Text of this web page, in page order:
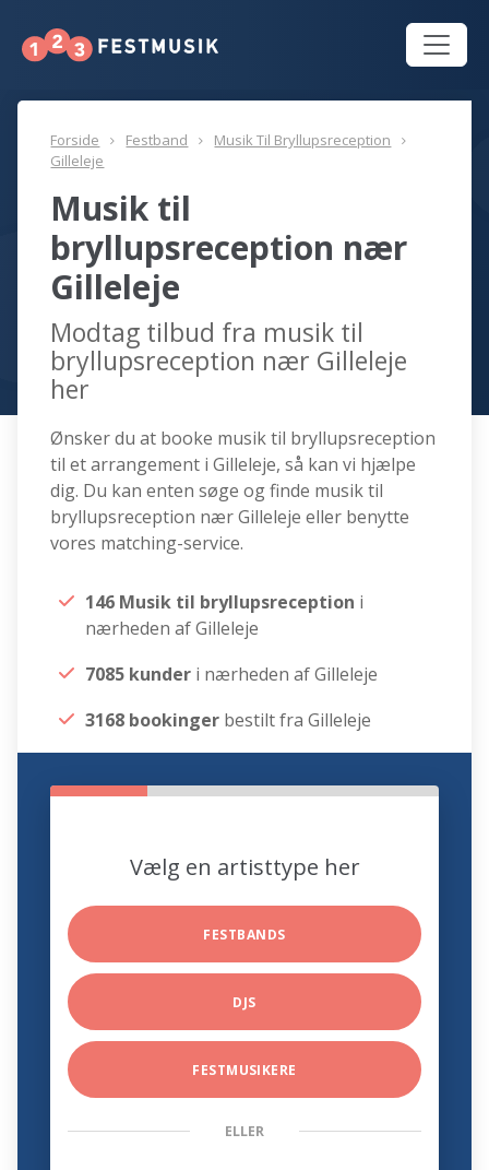
Forside Festband
Musik Til Bryllupsreception
Gilleleje
Musik til
bryllupsreception nær
Gilleleje
Modtag tilbud fra musik til
bryllupsreception nær Gilleleje
her
Ønsker du at booke musik til bryllupsreception
til et arrangement i Gilleleje, så kan vi hjælpe
dig. Du kan enten søge og finde musik til
bryllupsreception nær Gilleleje eller benytte
vores matching-service.
146 Musik til bryllupsreception i
nærheden af Gilleleje
7085 kunder i nærheden af Gilleleje
3168 bookinger bestilt fra Gilleleje
Vælg en artisttype her
FESTBANDS
DJS
FESTMUSIKERE
ELLER